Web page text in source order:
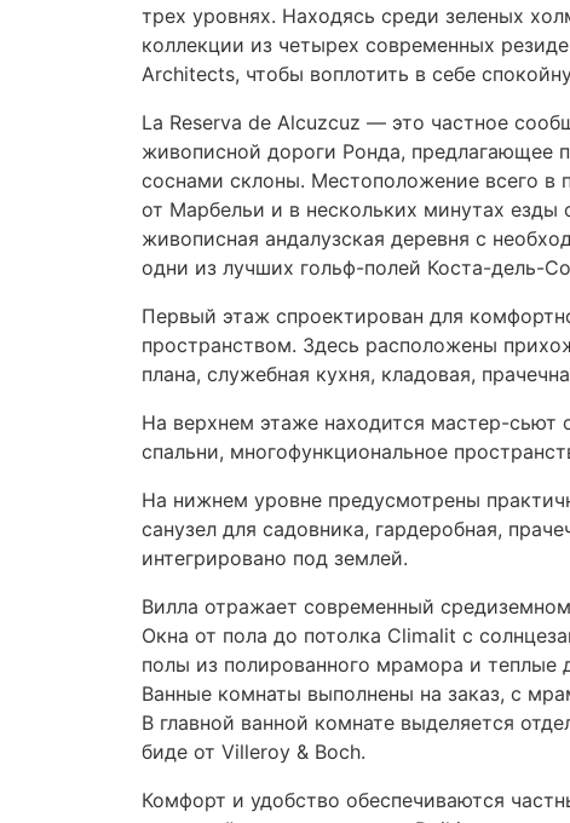
трех уровнях. Находясь среди зеленых
коллекции из четырех современных
Architects, чтобы воплотить в себе
La Reserva de Alcuzcuz — это частное
живописной дороги Ронда,
соснами склоны. Местоположение всего в
от Марбельи и в нескольких минутах
живописная андалузская деревня с
одни из лучших гольф-полей Коста-дель-
Первый этаж спроектирован для
пространством. Здесь расположены
плана, служебная кухня, кладовая,
На верхнем этаже находится мастер-сьют
спальни, многофункциональное
На нижнем уровне предусмотрены
санузел для садовника, гардеробная,
интегрировано под землей.
Вилла отражает современный
Окна от пола до потолка Climalit с
полы из полированного мрамора и теплые
Ванные комнаты выполнены на заказ, с
В главной ванной комнате выделяется
биде от Villeroy & Boch.
Комфорт и удобство обеспечиваются